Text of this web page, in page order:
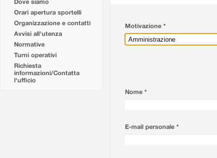
Dove siamo
Orari apertura sportelli
Organizzazione e contatti
Avvisi all'utenza
Normative
Turni operativi
Richiesta
informazioni/Contatta
l'ufficio
Motivazione *
Nome *
E-mail personale *